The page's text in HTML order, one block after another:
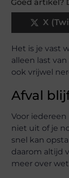
Goed artikel?
X
Het is je vast
alleen last
ook vrijwel
Afval
Voor
niet uit of je
snel kan
daarom altijd
meer over